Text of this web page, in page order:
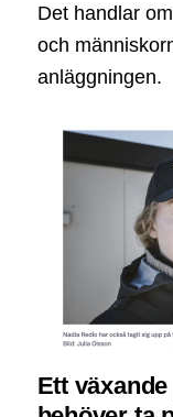
Det handlar
och
anläggningen.
Ett